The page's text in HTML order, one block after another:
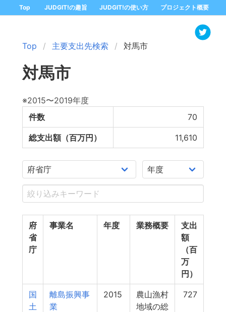
Top JUDGIT!の趣旨 JUDGIT!の使い方 プロジェクト概要
Top 主要支出先検索 対馬市
対馬市
※2015〜2019年度
件数
70
総支出額（百万円） 11,610
府
省
庁
事業名 年度 業務概要
支出
額
（百
万
円）
国
土
離島振興事
業
2015
農山漁村
地域の総
727